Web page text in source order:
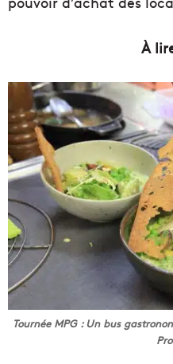
À
Tournée MPG : Un bus